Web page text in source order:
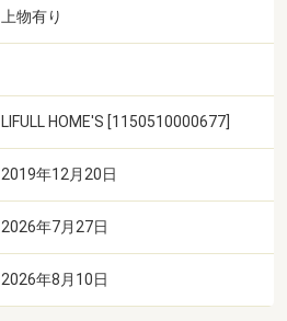
上物有り
LIFULL HOME'S [1150510000677]
2019年12月20日
2026年7月27日
2026年8月10日